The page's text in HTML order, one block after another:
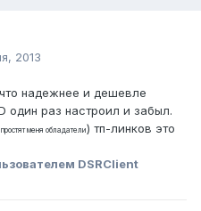
2013
надежнее и дешевле
один раз настроил и забыл.
меня обладатели) тп-линков это
DSRClient